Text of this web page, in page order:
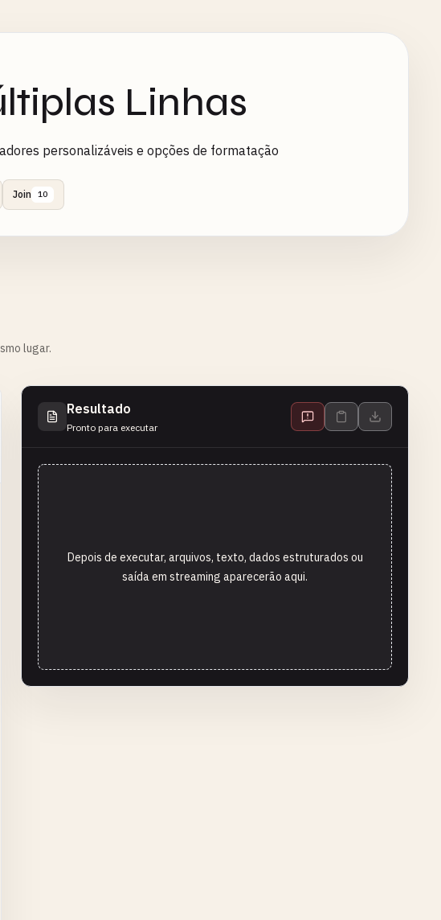
Linhas
personalizáveis e opções de formatação
Join 10
lugar.
Resultado
Pronto para executar
Depois de executar, arquivos, texto, dados estruturados ou
saída em streaming aparecerão aqui.